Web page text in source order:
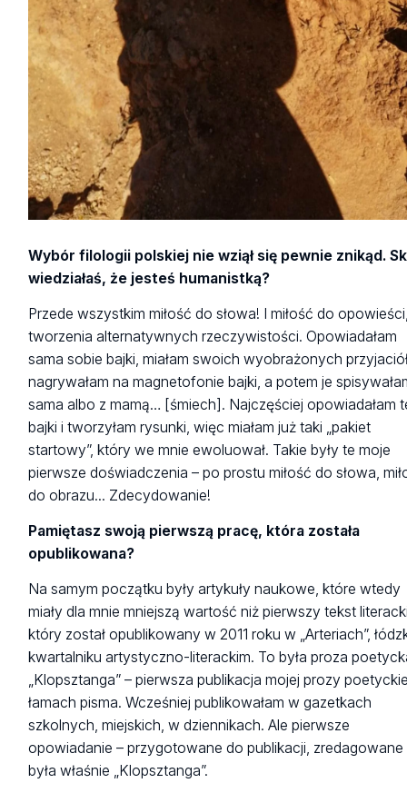
Wybór filologii polskiej nie wziął się pewnie znikąd.
wiedziałaś, że jesteś humanistką?
Przede wszystkim miłość do słowa! I miłość do
tworzenia alternatywnych rzeczywistości. Opowiadałam
sama sobie bajki, miałam swoich wyobrażonych
nagrywałam na magnetofonie bajki, a potem je
sama albo z mamą… [śmiech]. Najczęściej opowiadałam
bajki i tworzyłam rysunki, więc miałam już taki „pakiet
startowy”, który we mnie ewoluował. Takie były te moje
pierwsze doświadczenia – po prostu miłość do słowa,
do obrazu... Zdecydowanie!
Pamiętasz swoją pierwszą pracę, która została
opublikowana?
Na samym początku były artykuły naukowe, które wtedy
miały dla mnie mniejszą wartość niż pierwszy tekst
który został opublikowany w 2011 roku w „Arteriach”,
kwartalniku artystyczno-literackim. To była proza
„Klopsztanga” – pierwsza publikacja mojej prozy
łamach pisma. Wcześniej publikowałam w gazetkach
szkolnych, miejskich, w dziennikach. Ale pierwsze
opowiadanie – przygotowane do publikacji, zredagowane
była właśnie „Klopsztanga”.